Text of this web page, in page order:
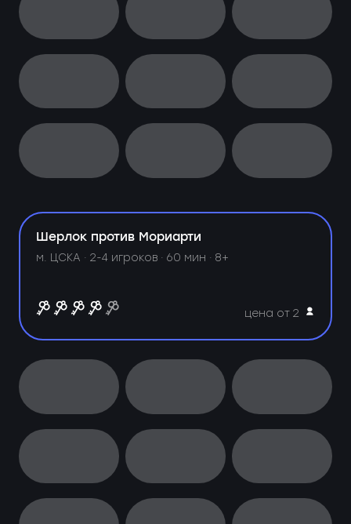
Шерлок против Мориарти
м. ЦСКА ·2-4 игроков · 60 мин · 8+
цена от 2